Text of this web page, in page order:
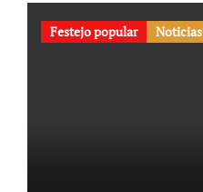
Festejo popular Noticias